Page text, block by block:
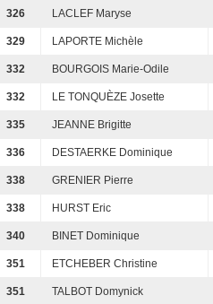
326 LACLEF Maryse
329 LAPORTE Michèle
332 BOURGOIS Marie-Odile
332 LE TONQUÈZE Josette
335 JEANNE Brigitte
336 DESTAERKE Dominique
338 GRENIER Pierre
338 HURST Eric
340 BINET Dominique
351 ETCHEBER Christine
351 TALBOT Domynick